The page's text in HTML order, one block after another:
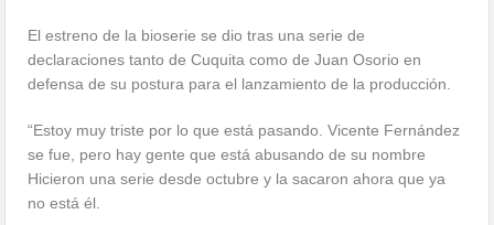
El estreno de la bioserie se dio tras una serie de
declaraciones tanto de Cuquita como de Juan Osorio en
defensa de su postura para el lanzamiento de la producción.
“Estoy muy triste por lo que está pasando. Vicente Fernández
se fue, pero hay gente que está abusando de su nombre
Hicieron una serie desde octubre y la sacaron ahora que ya
no está él.